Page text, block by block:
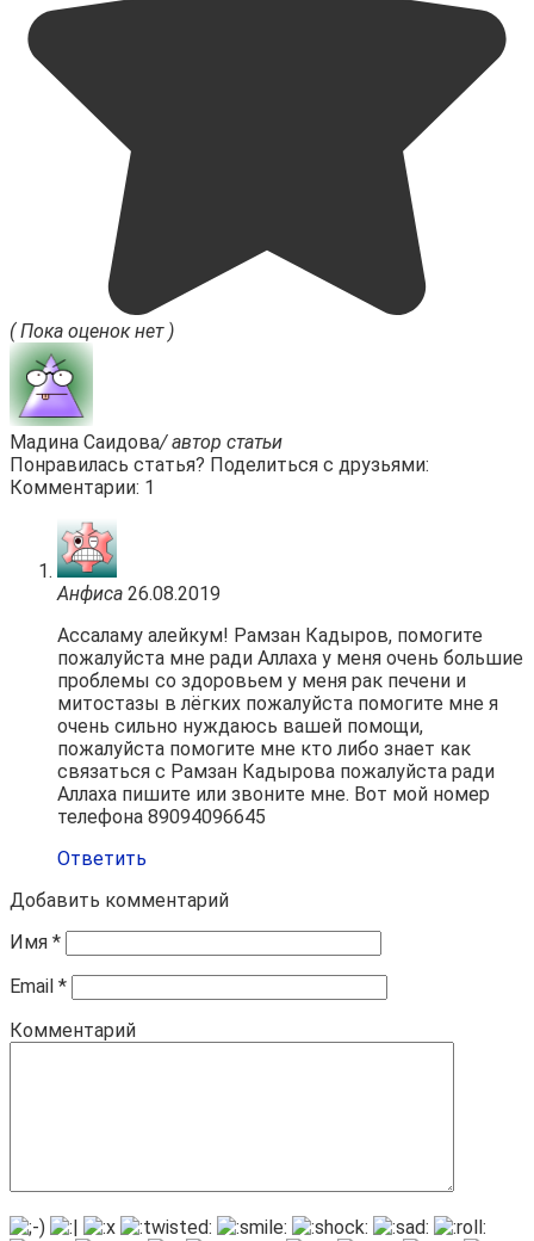
( Пока оценок нет )
Мадина Саидова/ автор статьи
Понравилась статья? Поделиться с друзьями:
Комментарии: 1
Анфиса 26.08.2019
Ассаламу алейкум! Рамзан Кадыров, помогите
пожалуйста мне ради Аллаха у меня очень большие
проблемы со здоровьем у меня рак печени и
митостазы в лёгких пожалуйста помогите мне я
очень сильно нуждаюсь вашей помощи,
пожалуйста помогите мне кто либо знает как
связаться с Рамзан Кадырова пожалуйста ради
Аллаха пишите или звоните мне. Вот мой номер
телефона 89094096645
Ответить
Добавить комментарий
Имя *
Email *
Комментарий